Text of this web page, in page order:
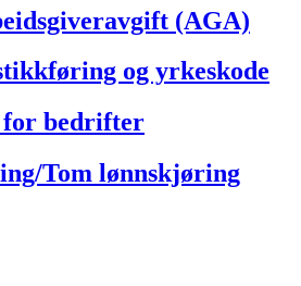
(AGA)
og yrkeskode
for bedrifter
Tom lønnskjøring